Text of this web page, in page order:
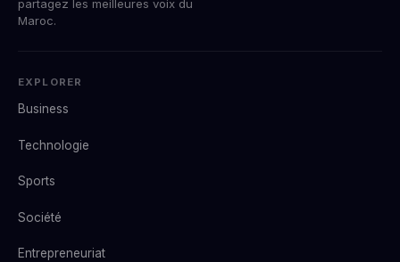
partagez les meilleures voix du
Maroc.
EXPLORER
Business
Technologie
Sports
Société
Entrepreneuriat